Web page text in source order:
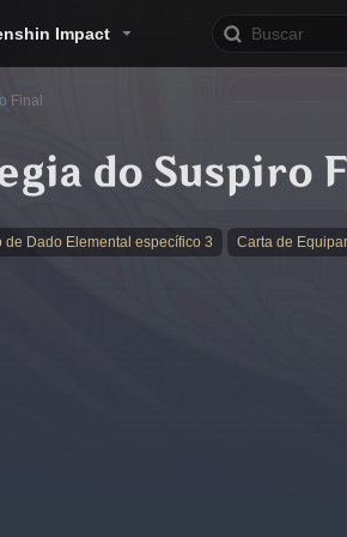
Impact
Final
do Suspiro
de Dado Elemental específico 3 Carta de